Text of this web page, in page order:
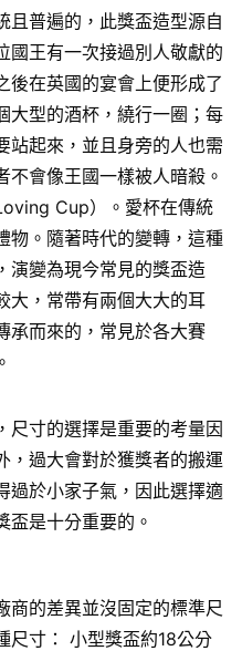
且普遍的，此獎盃造型源自
國王有一次接過別人敬獻的
後在英國的宴會上便形成了
大型的酒杯，繞行一圈；每
站起來，並且身旁的人也需
會像王國一樣被人暗殺。
Cup）。愛杯在傳統
物。隨著時代的變轉，這種
演變為現今常見的獎盃造
大，常帶有兩個大大的耳
承而來的，常見於各大賽
尺寸的選擇是重要的考量因
，過大會對於獲獎者的搬運
過於小家子氣，因此選擇適
盃是十分重要的。
商的差異並沒固定的標準尺
尺寸： 小型獎盃約18公分